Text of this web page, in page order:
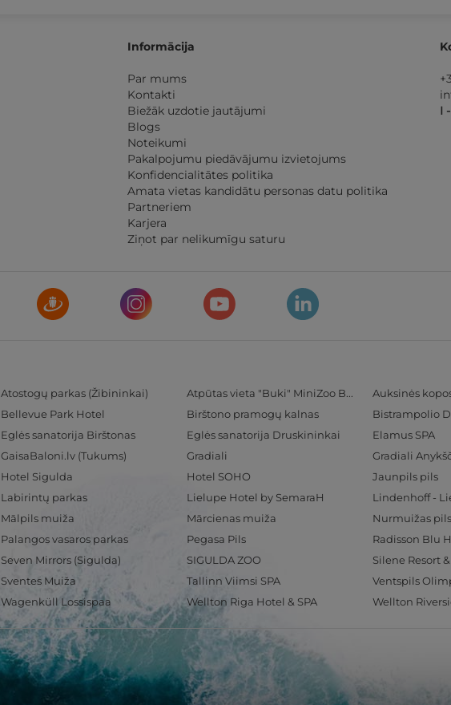
Informācija
Par mums
Kontakti
Biežāk uzdotie jautājumi
Blogs
Noteikumi
Pakalpojumu piedāvājumu izvietojums
Konfidencialitātes politika
Amata vietas kandidātu personas datu politika
Partneriem
Karjera
Ziņot par nelikumīgu saturu
I
Atostogų parkas (Žibininkai) Atpūtas vieta "Buki" MiniZoo BUKS Auksinės
Bellevue Park Hotel Birštono pramogų kalnas Bistrampolio
Eglės sanatorija Birštonas Eglės sanatorija Druskininkai Elamus SPA
GaisaBaloni.lv (Tukums) Gradiali Gradiali
Hotel Sigulda Hotel SOHO Jaunpils pils
Labirintų parkas Lielupe Hotel by SemaraH Lindenhoff -
Mālpils muiža Mārcienas muiža Nurmuižas pils
Palangos vasaros parkas Pegasa Pils
Seven Mirrors (Sigulda) SIGULDA ZOO Silene Resort &
Sventes Muiža Tallinn Viimsi SPA
Wagenküll Lossispaa Wellton Riga Hotel & SPA Wellton